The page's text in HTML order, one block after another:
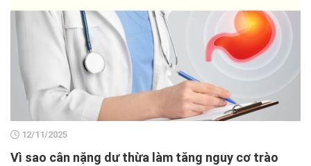
12/11/2025
Vì sao cân nặng dư thừa làm tăng nguy cơ trào